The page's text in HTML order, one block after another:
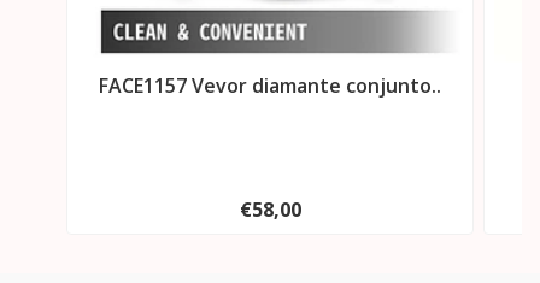
FACE1157 Vevor diamante conjunto..
€58,00